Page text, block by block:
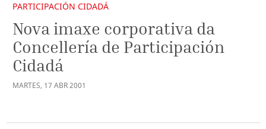
PARTICIPACIÓN CIDADÁ
Nova imaxe corporativa da
Concellería de Participación
Cidadá
MARTES, 17 ABR2001